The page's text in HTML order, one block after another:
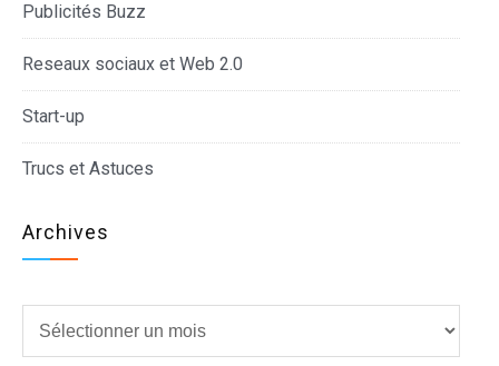
Publicités Buzz
Reseaux sociaux et Web 2.0
Start-up
Trucs et Astuces
Archives